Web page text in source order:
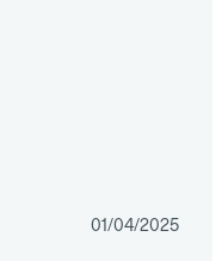
01/04/2025